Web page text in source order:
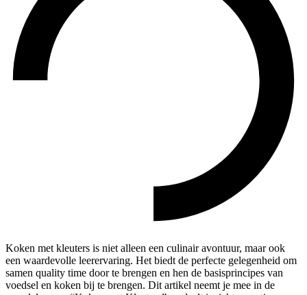
Koken met kleuters is niet alleen een culinair avontuur, maar ook
een waardevolle leerervaring. Het biedt de perfecte gelegenheid om
samen quality time door te brengen en hen de basisprincipes van
voedsel en koken bij te brengen. Dit artikel neemt je mee in de